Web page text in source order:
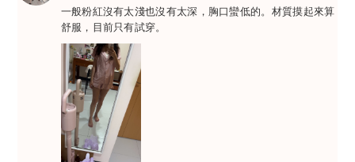
一般粉紅沒有太淺也沒有太深，胸口蠻低的。材質摸起來算
舒服，目前只有試穿。